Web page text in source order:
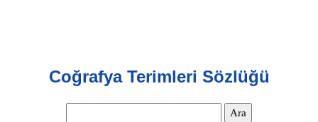
Coğrafya Terimleri Sözlüğü